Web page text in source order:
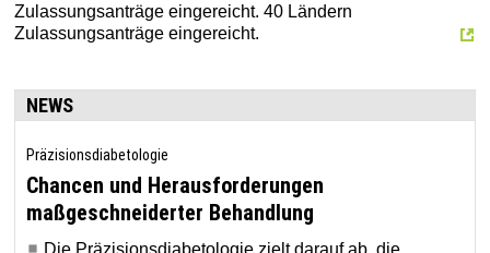
Zulassungsanträge eingereicht. 40 Ländern
Zulassungsanträge eingereicht.
NEWS
Präzisionsdiabetologie
Chancen und Herausforderungen
maßgeschneiderter Behandlung
Die Präzisionsdiabetologie zielt darauf ab, die